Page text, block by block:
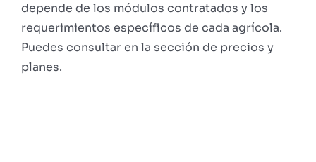
depende de los módulos contratados y los
requerimientos específicos de cada agrícola.
Puedes consultar en la sección de precios y
planes.